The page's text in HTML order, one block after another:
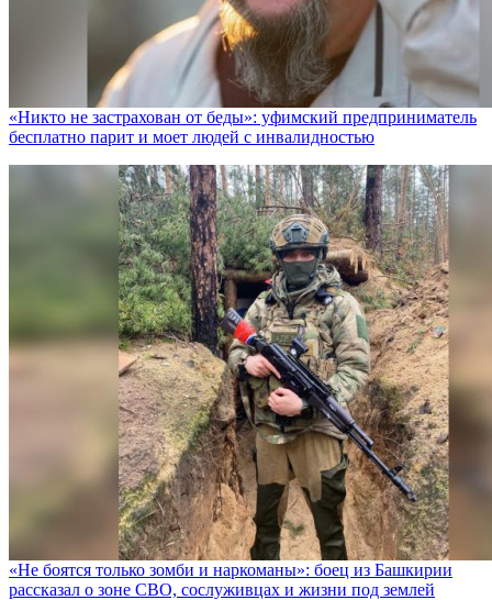
«Никто не заcтрахован от беды»: уфимский предприниматель
бесплатно парит и моет людей с инвалидностью
«Не боятся только зомби и наркоманы»: боец из Башкирии
рассказал о зоне СВО, сослуживцах и жизни под землей